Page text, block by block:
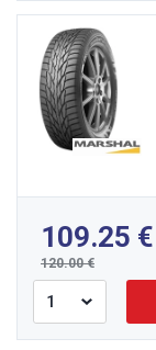
109.25
120.00